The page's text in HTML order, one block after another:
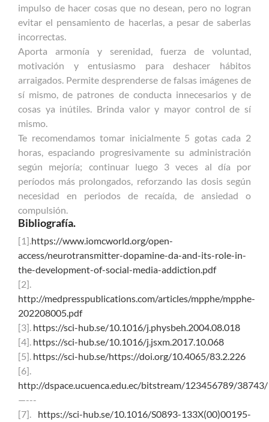
impulso de hacer cosas que no desean, pero no logran
evitar el pensamiento de hacerlas, a pesar de saberlas
incorrectas.
Aporta armonía y serenidad, fuerza de voluntad,
motivación y entusiasmo para deshacer hábitos
arraigados. Permite desprenderse de falsas imágenes de
sí mismo, de patrones de conducta innecesarios y de
cosas ya inútiles. Brinda valor y mayor control de sí
mismo.
Te recomendamos tomar inicialmente 5 gotas cada 2
horas, espaciando progresivamente su administración
según mejoría; continuar luego 3 veces al día por
períodos más prolongados, reforzando las dosis según
necesidad en periodos de recaída, de ansiedad o
compulsión.
Bibliografía.
[1].https://www.iomcworld.org/open-
access/neurotransmitter-dopamine-da-and-its-role-in-
the-development-of-social-media-addiction.pdf
[2].
http://medpresspublications.com/articles/mpphe/mpphe-
202208005.pdf
[3]. https://sci-hub.se/10.1016/j.physbeh.2004.08.018
[4]. https://sci-hub.se/10.1016/j.jsxm.2017.10.068
[5]. https://sci-hub.se/https://doi.org/10.4065/83.2.226
[6].
http://dspace.ucuenca.edu.ec/bitstream/123456789/
—---
[7]. https://sci-hub.se/10.1016/S0893-133X(00)00195-